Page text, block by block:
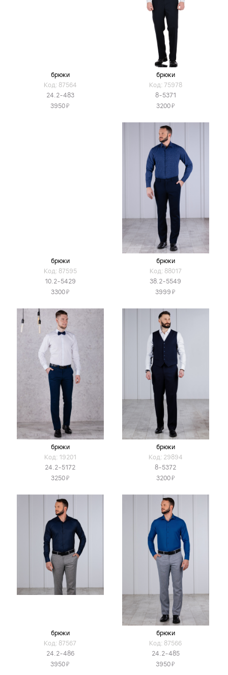
брюки
Код: 87564
24.2-483
3950Я
брюки
Код: 75978
8-5371
3200Я
брюки
Код: 87595
10.2-5429
3300Я
брюки
Код: 88017
38.2-5549
3999Я
брюки
Код: 19201
24.2-5172
3250Я
брюки
Код: 29894
8-5372
3200Я
брюки
Код: 87567
24.2-486
3950Я
брюки
Код: 87566
24.2-485
3950Я